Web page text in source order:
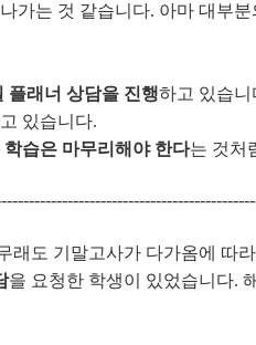
가는 것 같습니다. 아마 대부
플래너 상담을 진행하고 있습니
있습니다.
습은 마무리해야 한다는 것처
래도 기말고사가 다가옴에 따
을 요청한 학생이 있었습니다.